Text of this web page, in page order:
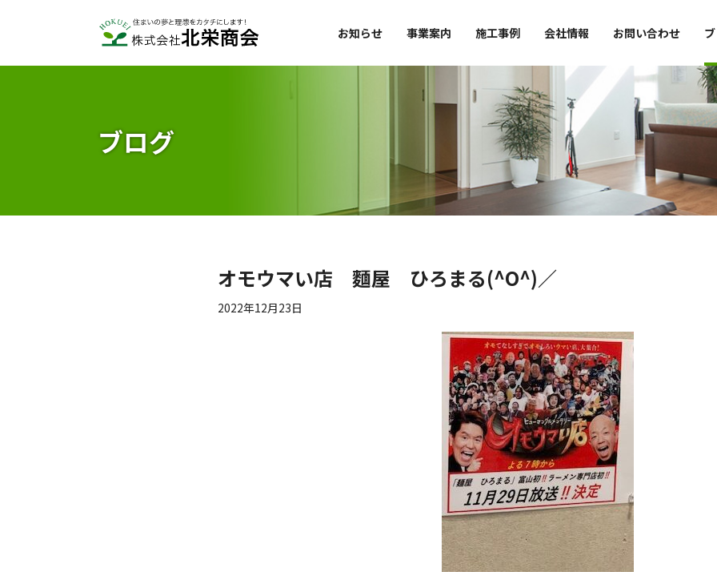
お知らせ 事業案内 施工事例 会社情報 お問い合わせ
ブログ
オモウマい店 麵屋 ひろまる(^O^)／
2022年12月23日